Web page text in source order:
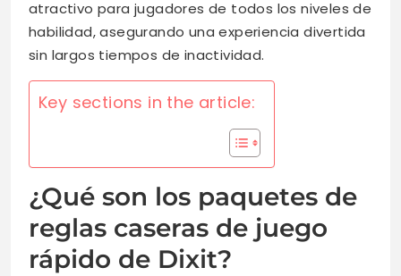
atractivo para jugadores de todos los niveles de
habilidad, asegurando una experiencia divertida
sin largos tiempos de inactividad.
Key sections in the article:
¿Qué son los paquetes de
reglas caseras de juego
rápido de Dixit?